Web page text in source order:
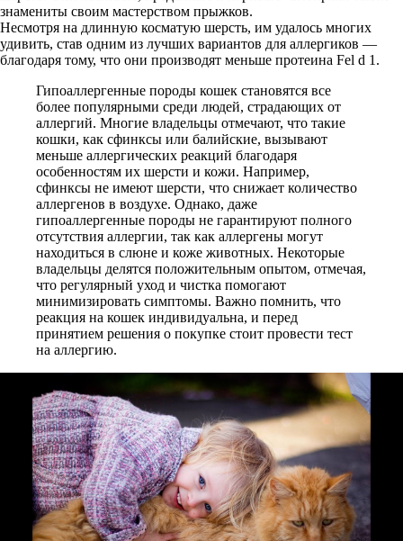
знамениты своим мастерством прыжков.
Несмотря на длинную косматую шерсть, им удалось многих
удивить, став одним из лучших вариантов для аллергиков —
благодаря тому, что они производят меньше протеина Fel d 1.
Гипоаллергенные породы кошек становятся все
более популярными среди людей, страдающих от
аллергий. Многие владельцы отмечают, что такие
кошки, как сфинксы или балийские, вызывают
меньше аллергических реакций благодаря
особенностям их шерсти и кожи. Например,
сфинксы не имеют шерсти, что снижает количество
аллергенов в воздухе. Однако, даже
гипоаллергенные породы не гарантируют полного
отсутствия аллергии, так как аллергены могут
находиться в слюне и коже животных. Некоторые
владельцы делятся положительным опытом, отмечая,
что регулярный уход и чистка помогают
минимизировать симптомы. Важно помнить, что
реакция на кошек индивидуальна, и перед
принятием решения о покупке стоит провести тест
на аллергию.